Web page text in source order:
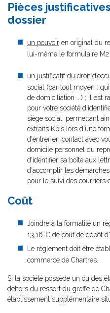
Pièces
dossier
un pouvoir en original du
lui-même le formulaire M2
un justificatif du droit
social (par tout moyen :
de domiciliation ...) ; Il est
pour votre société
siège social, permettant
extraits Kbis lors d'une
d'entrer en contact avec
domicile personnel du
d'identifier sa boîte aux
d'accomplir les
pour le suivi des courriers
Coût
Joindre à la formalité un
13,16 € de coût de dépôt
Le règlement doit être
commerce de Chartres.
Si la société possède un ou des
dehors du ressort du greffe de
établissement supplémentaire